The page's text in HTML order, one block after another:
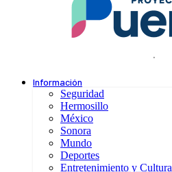
.
Información
Seguridad
Hermosillo
México
Sonora
Mundo
Deportes
Entretenimiento y Cultura